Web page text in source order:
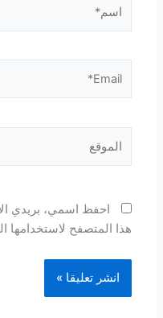
احفظ اسمي، بريدي
هذا المتصفح لاستخدامها